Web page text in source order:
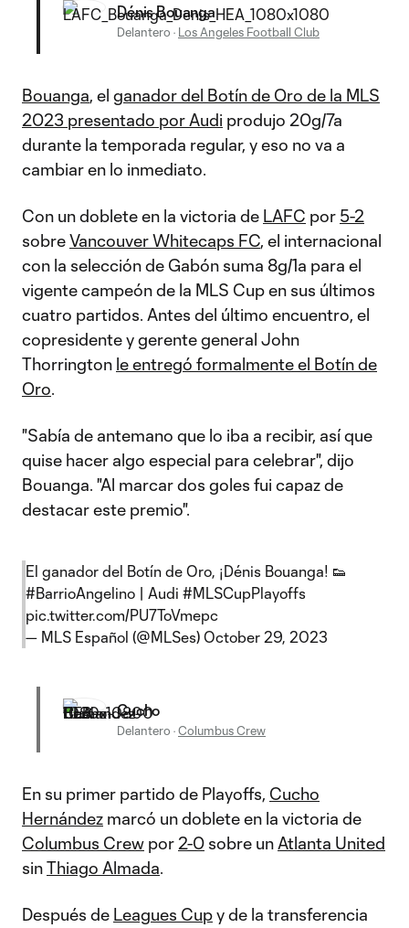
Dénis Bouanga
Delantero · Los Angeles Football Club
Bouanga, el ganador del Botín de Oro de la MLS
2023 presentado por Audi produjo 20g/7a
durante la temporada regular, y eso no va a
cambiar en lo inmediato.
Con un doblete en la victoria de LAFC por 5-2
sobreVancouver Whitecaps FC, el internacional
con la selección de Gabón suma 8g/1a para el
vigente campeón de la MLS Cup en sus últimos
cuatro partidos. Antes del último encuentro, el
copresidente y gerente general John
Thorrington le entregó formalmente el Botín de
Oro.
"Sabía de antemano que lo iba a recibir, así que
quise hacer algo especial para celebrar", dijo
Bouanga. "Al marcar dos goles fui capaz de
destacar este premio".
El ganador del Botín de Oro, ¡Dénis Bouanga! 👟
#BarrioAngelino | Audi #MLSCupPlayoffs
pic.twitter.com/PU7ToVmepc
— MLS Español (@MLSes) October 29, 2023
Cucho
Delantero ·Columbus Crew
En su primer partido de Playoffs, Cucho
Hernández marcó un doblete en la victoria de
Columbus Crew por 2-0 sobre un Atlanta United
sinThiago Almada.
Después de Leagues Cupy de la transferencia